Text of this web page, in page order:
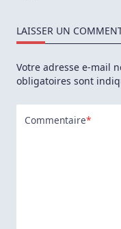
LAISSER UN
Votre adresse e-mail
obligatoires sont
Commentaire*